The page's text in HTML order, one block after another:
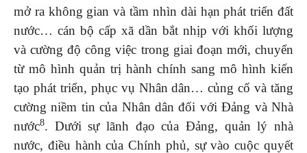
mở ra không gian và tầm nhìn dài hạn phát triển đất
nước… cán bộ cấp xã dần bắt nhịp với khối lượng
và cường độ công việc trong giai đoạn mới, chuyển
từ mô hình quản trị hành chính sang mô hình kiến
tạo phát triển, phục vụ Nhân dân… củng cố và tăng
cường niềm tin của Nhân dân đối với Đảng và Nhà
nước8. Dưới sự lãnh đạo của Đảng, quản lý nhà
nước, điều hành của Chính phủ, sự vào cuộc quyết